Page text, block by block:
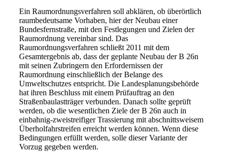
Ein Raumordnungsverfahren soll abklären, ob überörtlich
raumbedeutsame Vorhaben, hier der Neubau einer
Bundesfernstraße, mit den Festlegungen und Zielen der
Raumordnung vereinbar sind. Das
Raumordnungsverfahren schließt 2011 mit dem
Gesamtergebnis ab, dass der geplante Neubau der B 26n
mit seinen Zubringern den Erfordernissen der
Raumordnung einschließlich der Belange des
Umweltschutzes entspricht. Die Landesplanungsbehörde
hat ihren Beschluss mit einem Prüfauftrag an den
Straßenbaulastträger verbunden. Danach sollte geprüft
werden, ob die wesentlichen Ziele der B 26n auch in
einbahnig-zweistreifiger Trassierung mit abschnittsweisem
Überholfahrstreifen erreicht werden können. Wenn diese
Bedingungen erfüllt werden, solle dieser Variante der
Vorzug gegeben werden.